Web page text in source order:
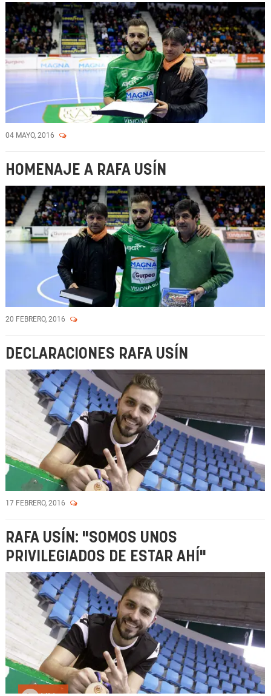
04 MAYO, 2016
HOMENAJE A RAFA USÍN
20 FEBRERO, 2016
DECLARACIONES RAFA USÍN
17 FEBRERO, 2016
RAFA USÍN: "SOMOS UNOS
PRIVILEGIADOS DE ESTAR AHÍ"